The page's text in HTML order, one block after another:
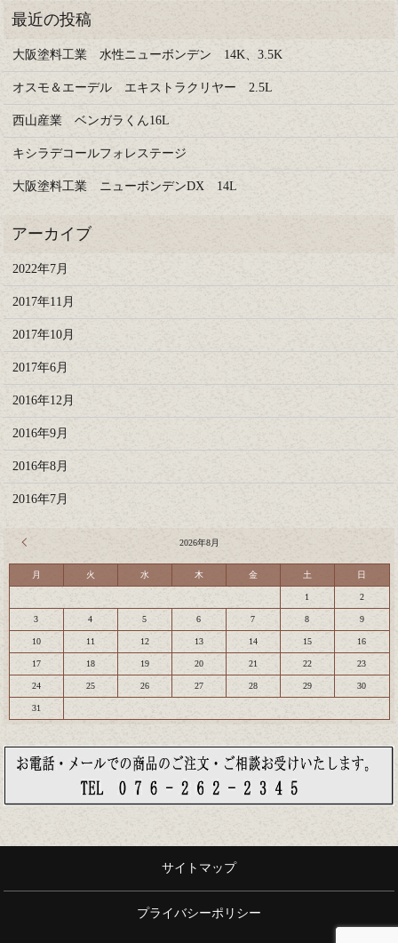
大阪塗料工業 水性ニューボンデン 14K、3.5K
オスモ＆エーデル エキストラクリヤー 2.5L
西山産業 ベンガラくん16L
キシラデコールフォレステージ
大阪塗料工業 ニューボンデンDX 14L
2022年7月
2017年11月
2017年10月
2017年6月
2016年12月
2016年9月
2016年8月
2016年7月
2026年8月
月 火 水 木 金 土 日
1 2
3 4 5 6 7 8 9
10 11 12 13 14 15 16
17 18 19 20 21 22 23
24 25 26 27 28 29 30
31
サイトマップ
プライバシーポリシー